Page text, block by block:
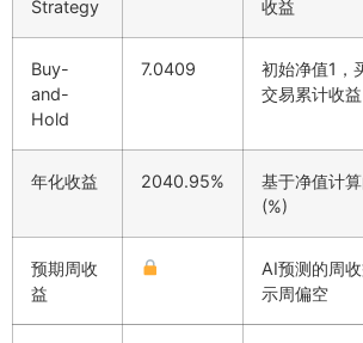
Strategy 收益
Buy-
and-
Hold
7.0409
初始净值1，
交易累计收益
年化收益 2040.95%
基于净值计
(%)
预期周收
益
AI预测的周
示周偏空